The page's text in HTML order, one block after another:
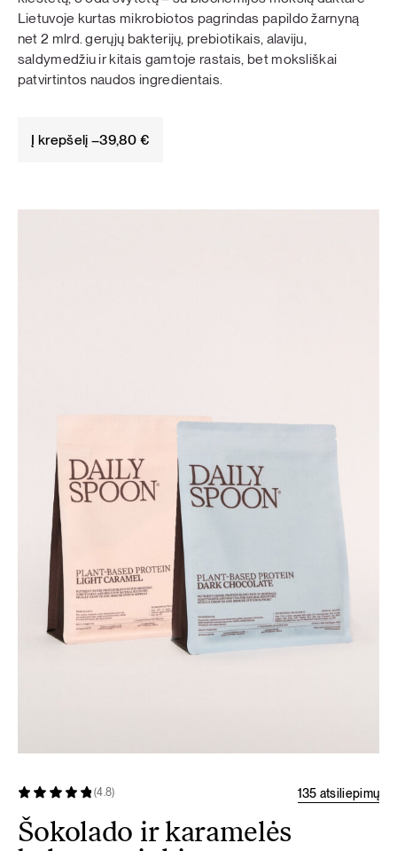
Lietuvoje kurtas mikrobiotos pagrindas papildo žarnyną
net 2 mlrd. gerųjų bakterijų, prebiotikais, alaviju,
saldymedžiu ir kitais gamtoje rastais, bet moksliškai
patvirtintos naudos ingredientais.
Į krepšelį –39,80€
(4.8) 135 atsiliepimų
Šokolado ir karamelės